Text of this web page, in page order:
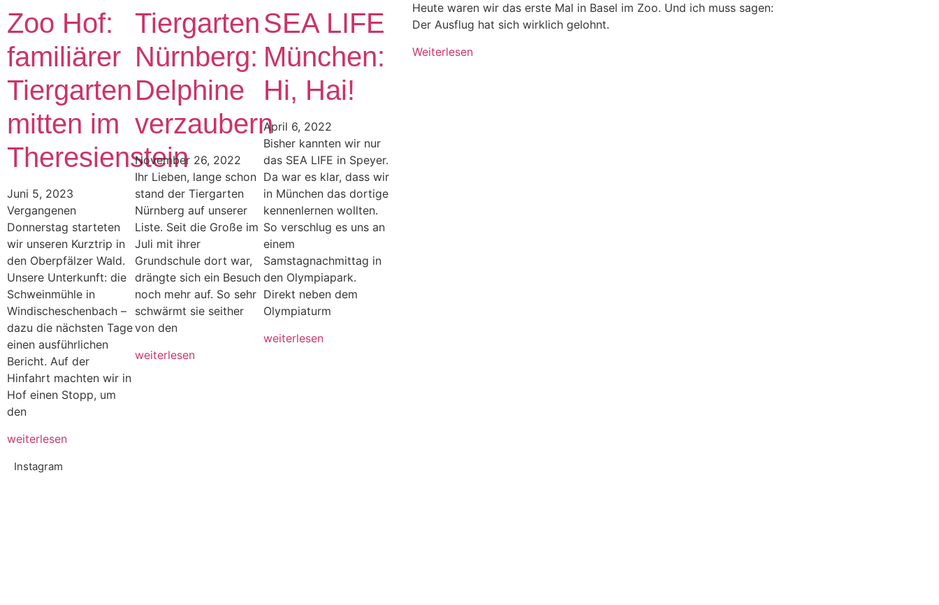
Zoo Hof:
familiärer
Tiergarten
mitten im
Theresienstein
Juni 5, 2023
Vergangenen
Donnerstag starteten
wir unseren Kurztrip in
den Oberpfälzer Wald.
Unsere Unterkunft: die
Schweinmühle in
Windischeschenbach –
dazu die nächsten Tage
einen ausführlichen
Bericht. Auf der
Hinfahrt machten wir in
Hof einen Stopp, um
den
weiterlesen
Tiergarten
Nürnberg:
Delphine
verzaubern
November 26, 2022
Ihr Lieben, lange schon
stand der Tiergarten
Nürnberg auf unserer
Liste. Seit die Große im
Juli mit ihrer
Grundschule dort war,
drängte sich ein Besuch
noch mehr auf. So sehr
schwärmt sie seither
von den
weiterlesen
SEA LIFE
München:
Hi, Hai!
April 6, 2022
Bisher kannten wir nur
das SEA LIFE in Speyer.
Da war es klar, dass wir
in München das dortige
kennenlernen wollten.
So verschlug es uns an
einem
Samstagnachmittag in
den Olympiapark.
Direkt neben dem
Olympiaturm
weiterlesen
Heute waren wir das erste Mal in Basel im Zoo. Und ich muss sagen:
Der Ausflug hat sich wirklich gelohnt.
Weiterlesen
Instagram